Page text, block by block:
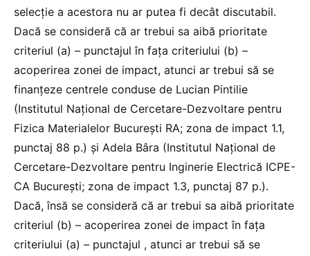
selecție a acestora nu ar putea fi decât discutabil.
Dacă se consideră că ar trebui sa aibă prioritate
criteriul (a) – punctajul în fața criteriului (b) –
acoperirea zonei de impact, atunci ar trebui să se
finanțeze centrele conduse de Lucian Pintilie
(Institutul Național de Cercetare-Dezvoltare pentru
Fizica Materialelor București RA; zona de impact 1.1,
punctaj 88 p.) și Adela Bâra (Institutul Național de
Cercetare-Dezvoltare pentru Inginerie Electrică ICPE-
CA București; zona de impact 1.3, punctaj 87 p.).
Dacă, însă se consideră că ar trebui sa aibă prioritate
criteriul (b) – acoperirea zonei de impact în fața
criteriului (a) – punctajul , atunci ar trebui să se